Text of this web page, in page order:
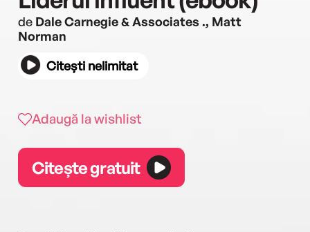
de Dale Carnegie & Associates ., Matt
Norman
Citești nelimitat
Adaugă la wishlist
Citește gratuit